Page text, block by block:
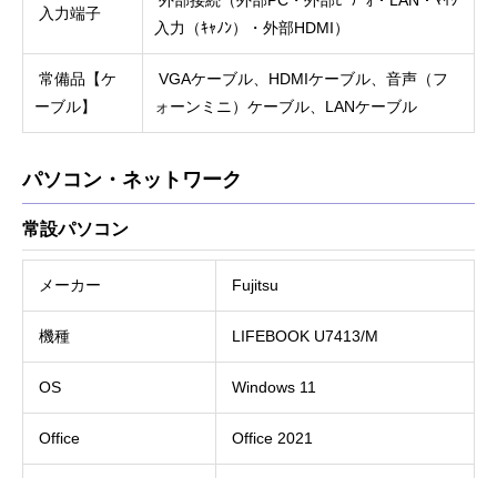
入力端子
入力（ｷｬﾉﾝ）・外部HDMI）
常備品【ケ
ーブル】
VGAケーブル、HDMIケーブル、音声（フ
ォーンミニ）ケーブル、LANケーブル
パソコン・ネットワーク
常設パソコン
メーカー Fujitsu
機種 LIFEBOOK U7413/M
OS Windows 11
Office Office 2021